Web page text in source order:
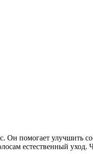
Он помогает улучшить
естественный уход.